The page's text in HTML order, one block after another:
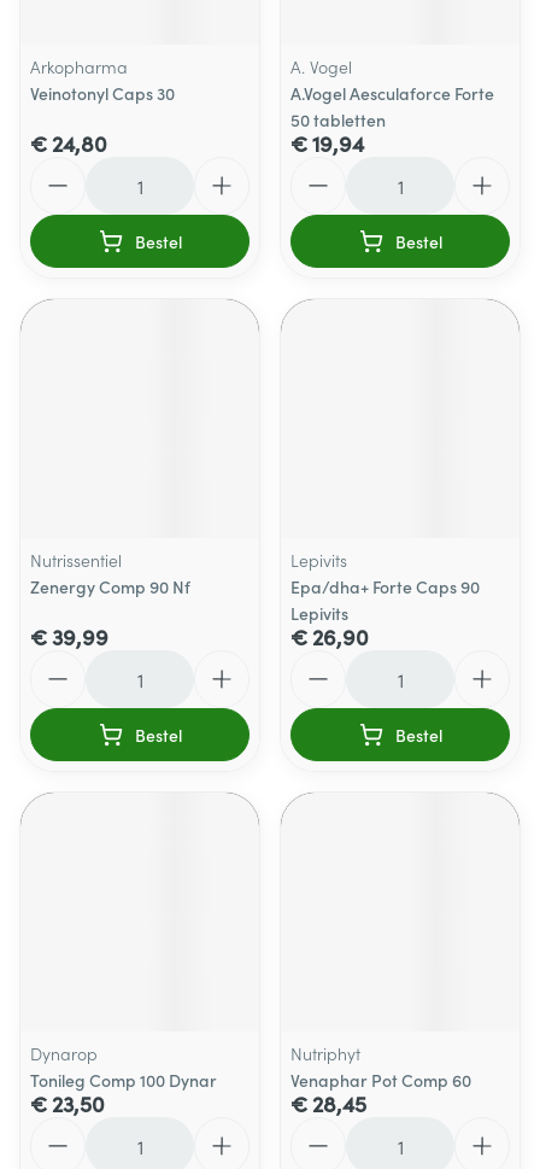
Arkopharma
Veinotonyl Caps 30
€ 24,80
Bestel
A. Vogel
A.Vogel Aesculaforce Forte
50 tabletten
€ 19,94
Bestel
Nutrissentiel
Zenergy Comp 90 Nf
€ 39,99
Bestel
Lepivits
Epa/dha+ Forte Caps 90
Lepivits
€ 26,90
Bestel
Dynarop
Tonileg Comp 100 Dynar
€ 23,50
Nutriphyt
Venaphar Pot Comp 60
€ 28,45